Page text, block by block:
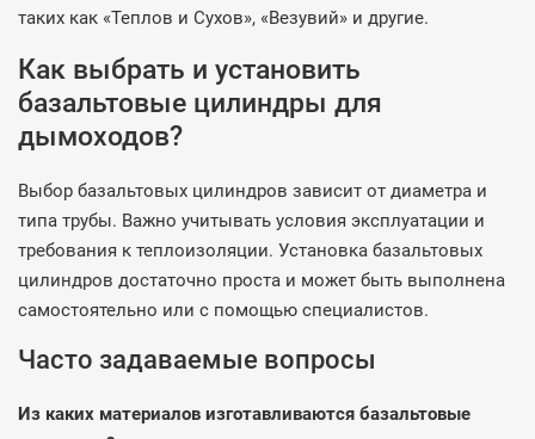
таких как «Теплов и Сухов», «Везувий» и другие.
Как выбрать и установить
базальтовые цилиндры для
дымоходов?
Выбор базальтовых цилиндров зависит от диаметра и
типа трубы. Важно учитывать условия эксплуатации и
требования к теплоизоляции. Установка базальтовых
цилиндров достаточно проста и может быть выполнена
самостоятельно или с помощью специалистов.
Часто задаваемые вопросы
Из каких материалов изготавливаются базальтовые